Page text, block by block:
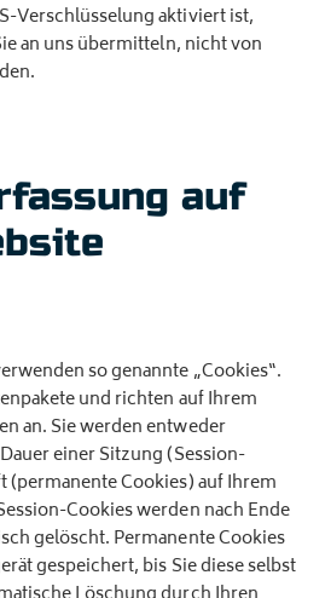
Verschlüsselung aktiviert ist,
an uns übermitteln, nicht von
auf
so genannte „Cookies“.
und richten auf Ihrem
an. Sie werden entweder
einer Sitzung (Session-
(permanente Cookies) auf Ihrem
Cookies werden nach Ende
gelöscht. Permanente Cookies
gespeichert, bis Sie diese selbst